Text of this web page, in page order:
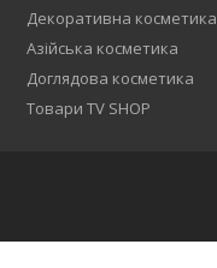
Декоративна косметика
Азійська косметика
Доглядова косметика
Товари TV SHOP